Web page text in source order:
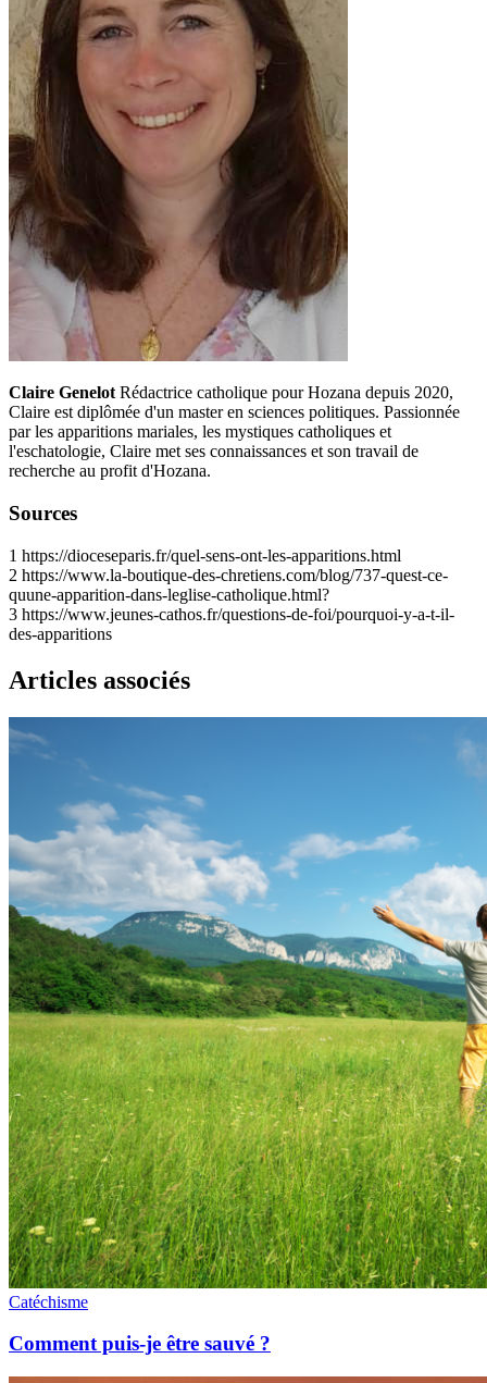
Claire Genelot Rédactrice catholique pour Hozana depuis 2020,
Claire est diplômée d'un master en sciences politiques. Passionnée
par les apparitions mariales, les mystiques catholiques et
l'eschatologie, Claire met ses connaissances et son travail de
recherche au profit d'Hozana.
Sources
1 https://dioceseparis.fr/quel-sens-ont-les-apparitions.html
2 https://www.la-boutique-des-chretiens.com/blog/737-quest-ce-
quune-apparition-dans-leglise-catholique.html?
3 https://www.jeunes-cathos.fr/questions-de-foi/pourquoi-y-a-t-il-
des-apparitions
Articles associés
Catéchisme
Comment puis-je être sauvé ?